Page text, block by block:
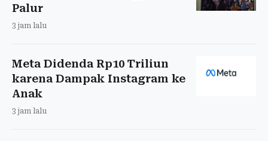
Palur
3 jam lalu
Meta Didenda Rp10 Triliun
karena Dampak Instagram ke
Anak
3 jam lalu